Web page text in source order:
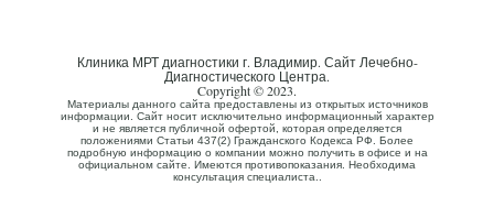
Клиника МРТ диагностики г. Владимир. Сайт Лечебно-
Диагностического Центра.
Copyright © 2023.
Материалы данного сайта предоставлены из открытых источников
информации. Сайт носит исключительно информационный характер
и не является публичной офертой, которая определяется
положениями Статьи 437(2) Гражданского Кодекса РФ. Более
подробную информацию о компании можно получить в офисе и на
официальном сайте. Имеются противопоказания. Необходима
консультация специалиста..